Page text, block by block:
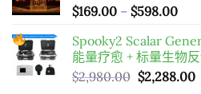
$98.00
$169.00 – $598.00價
範
圍
Spooky2 Scalar
能量疗愈 + 标量生物
$2,980.00 原
$2,288.00目